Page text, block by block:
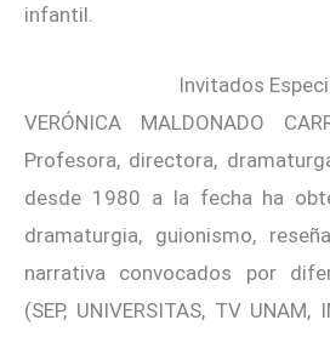
infantil.
Invitados
VERÓNICA MALDONADO
Profesora, directora,
desde 1980 a la fecha ha
dramaturgia, guionismo,
narrativa convocados por
(SEP, UNIVERSITAS, TV